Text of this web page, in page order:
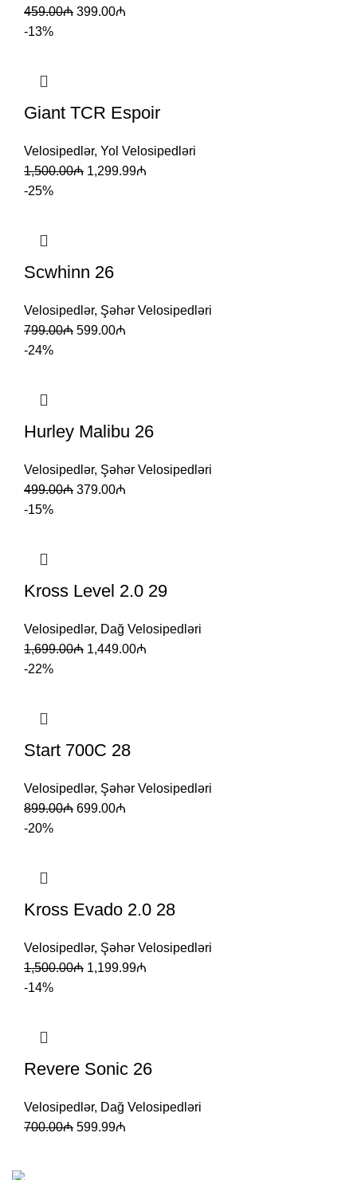
459.00₼ 399.00₼
-13%
Giant TCR Espoir
Velosipedlər, Yol Velosipedləri
1,500.00₼ 1,299.99₼
-25%
Scwhinn 26
Velosipedlər, Şəhər Velosipedləri
799.00₼ 599.00₼
-24%
Hurley Malibu 26
Velosipedlər, Şəhər Velosipedləri
499.00₼ 379.00₼
-15%
Kross Level 2.0 29
Velosipedlər, Dağ Velosipedləri
1,699.00₼ 1,449.00₼
-22%
Start 700C 28
Velosipedlər, Şəhər Velosipedləri
899.00₼ 699.00₼
-20%
Kross Evado 2.0 28
Velosipedlər, Şəhər Velosipedləri
1,500.00₼ 1,199.99₼
-14%
Revere Sonic 26
Velosipedlər, Dağ Velosipedləri
700.00₼ 599.99₼